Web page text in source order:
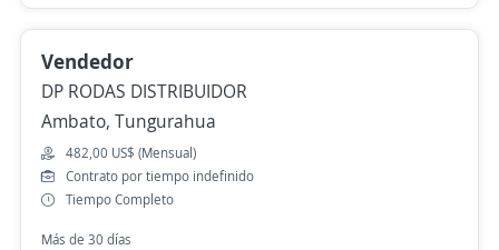
Vendedor
DP RODAS DISTRIBUIDOR
Ambato, Tungurahua
482,00 US$ (Mensual)
Contrato por tiempo indefinido
Tiempo Completo
Más de 30 días